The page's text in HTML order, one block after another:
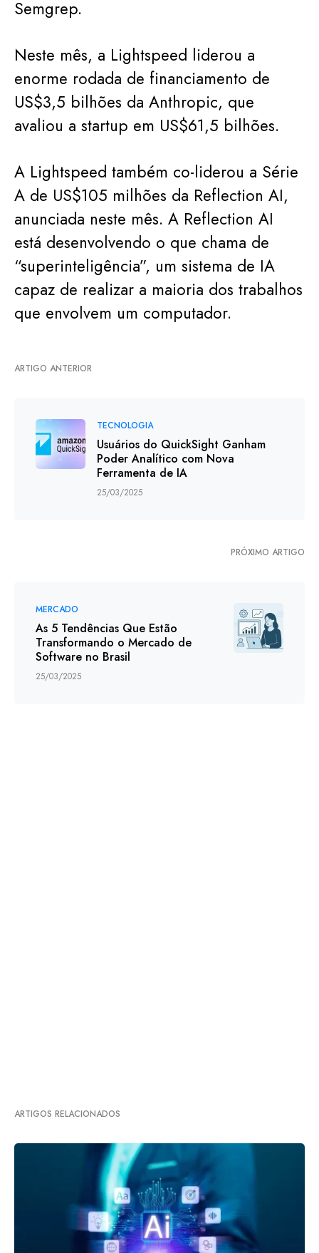
Semgrep.
Neste mês, a Lightspeed liderou a
enorme rodada de financiamento de
US$3,5 bilhões da Anthropic, que
avaliou a startup em US$61,5 bilhões.
A Lightspeed também co-liderou a Série
A de US$105 milhões da Reflection AI,
anunciada neste mês. A Reflection AI
está desenvolvendo o que chama de
“superinteligência”, um sistema de IA
capaz de realizar a maioria dos trabalhos
que envolvem um computador.
ARTIGO ANTERIOR
TECNOLOGIA
Usuários do QuickSight Ganham
Poder Analítico com Nova
Ferramenta de IA
25/03/2025
PRÓXIMO ARTIGO
MERCADO
As 5 Tendências Que Estão
Transformando o Mercado de
Software no Brasil
25/03/2025
ARTIGOS RELACIONADOS